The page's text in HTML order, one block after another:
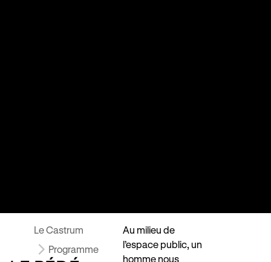
Le Castrum
Programme
Au milieu de
l’espace public, un
homme nous